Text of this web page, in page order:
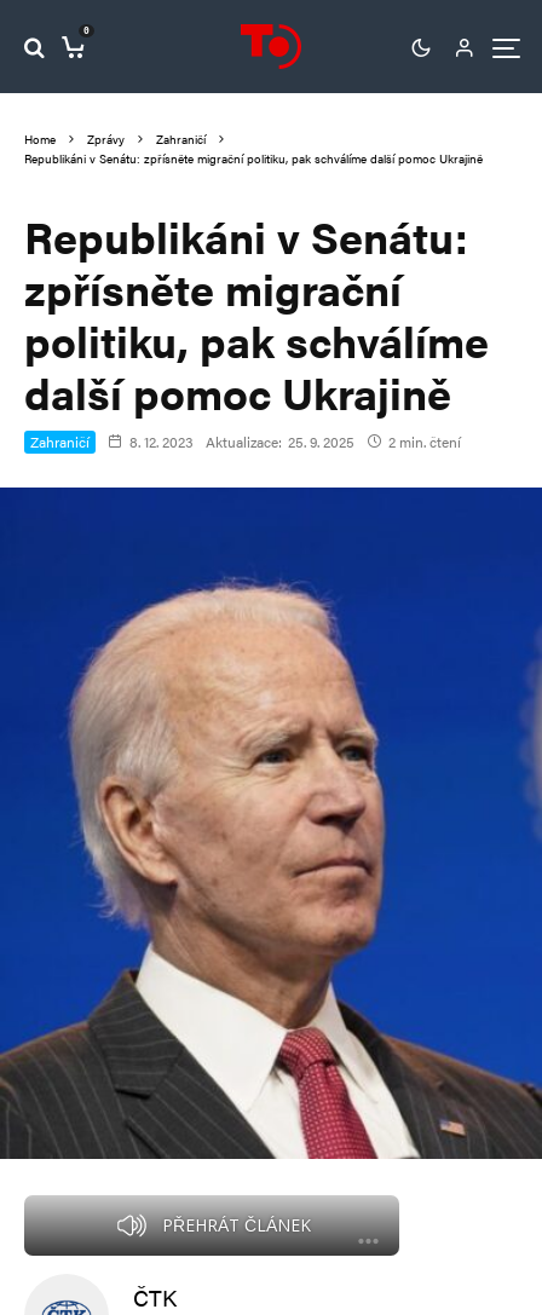
0
Home Zprávy
Zahraničí
Republikáni v Senátu: zpřísněte migrační politiku, pak schválíme další pomoc Ukrajině
Republikáni v Senátu:
zpřísněte migrační
politiku, pak schválíme
další pomoc Ukrajině
Zahraničí 8. 12. 2023 Aktualizace: 25. 9. 2025 2 min. čtení
PŘEHRÁT ČLÁNEK
ČTK